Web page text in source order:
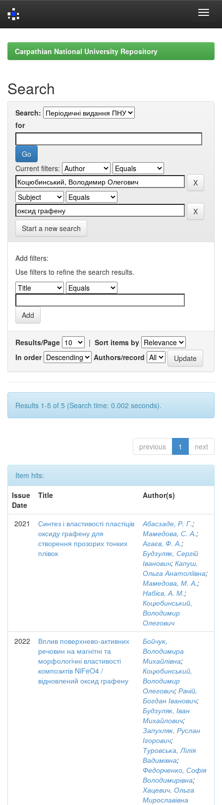
navigationCarpathian National University Repository
Search
Search:
for
Current filters:
Start a new search
Add filters:
Use filters to refine the search results.
Results/Page | Sort items by
In order
Authors/record
Results 1-5 of 5 (Search time: 0.002 seconds).
previous 1 next
Item hits:
Issue
Date
Title Author(s)
2021
Синтез і властивості пластіців
оксиду графену для
створення прозорих тонких
плівок
Абасзаде, Р. Г.;
Мамедова, С. А.;
Агаєв, Ф. А.;
Будзуляк, Сергій
Іванович; Капуш,
Ольга Анатоліївна;
Мамедова, М. А.;
Набієв, А. М.;
Коцюбинський,
Володимир
Олегович
2022
Вплив поверхнево-активних
речовин на магнітні та
морфологічні властивості
композитів NiFeO4 /
відновлений оксид графену
Бойчук,
Володимира
Михайлівна;
Коцюбинський,
Володимир
Олегович; Рачій,
Богдан Іванович;
Будзуляк, Іван
Михайлович;
Запухляк, Руслан
Ігорович;
Туровська, Лілія
Вадимівна;
Федорченко, Софія
Володимирівна;
Хацевич, Ольга
Мирославівна